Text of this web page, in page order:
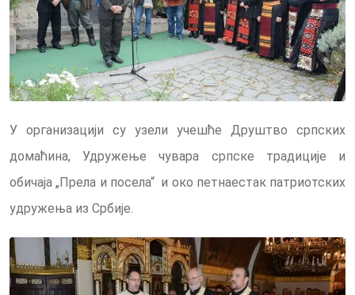
У организацији су узели учешће Друштво српских
домаћина, Удружење чувара српске традиције и
обичаја „Прела и посела“ и око петнаестак патриотских
удружења из Србије.